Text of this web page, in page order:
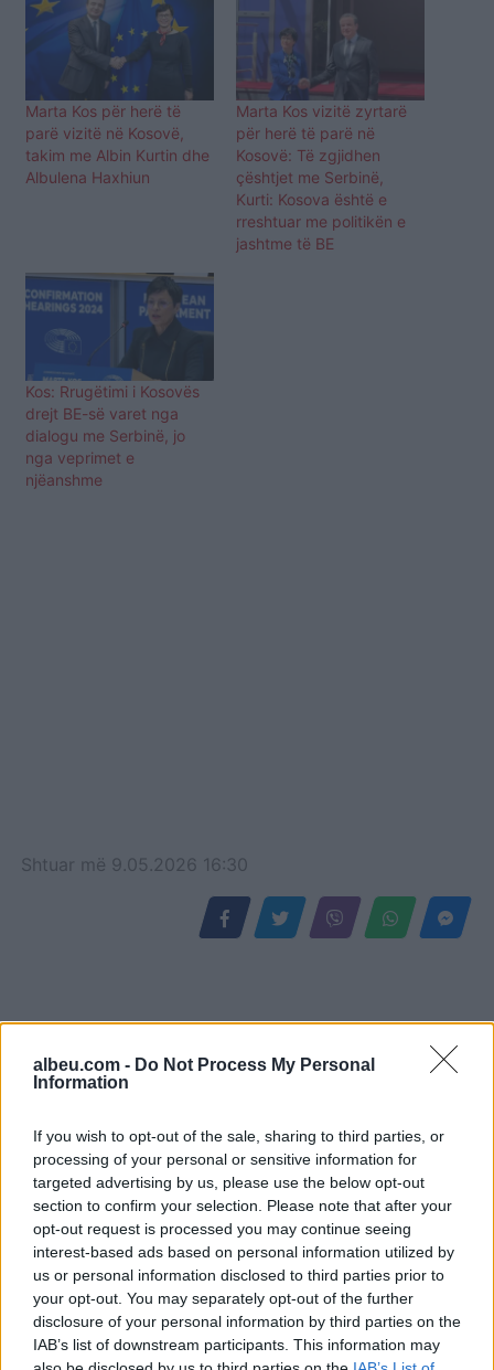
albeu.com - Do Not Process My Personal
Information
If you wish to opt-out of the sale, sharing to third parties, or
processing of your personal or sensitive information for
targeted advertising by us, please use the below opt-out
section to confirm your selection. Please note that after your
opt-out request is processed you may continue seeing
interest-based ads based on personal information utilized by
us or personal information disclosed to third parties prior to
your opt-out. You may separately opt-out of the further
disclosure of your personal information by third parties on the
IAB’s list of downstream participants. This information may
Marta Kos për herë të
parë vizitë në Kosovë,
takim me Albin Kurtin dhe
Albulena Haxhiun
Marta Kos vizitë zyrtarë
për herë të parë në
Kosovë: Të zgjidhen
çështjet me Serbinë,
Kurti: Kosova është e
rreshtuar me politikën e
jashtme të BE
Kos: Rrugëtimi i Kosovës
drejt BE-së varet nga
dialogu me Serbinë, jo
nga veprimet e
njëanshme
Shtuar më 9.05.2026 16:30
Kurti kundërshton
kërkesat e LDK-së: Asnjë
marrëveshje nuk mund të
zhbëjë vullnetin qytetar
Gramsh, tre zjarre nën
kontroll pas ndërhyrjes në
terrene të vështira